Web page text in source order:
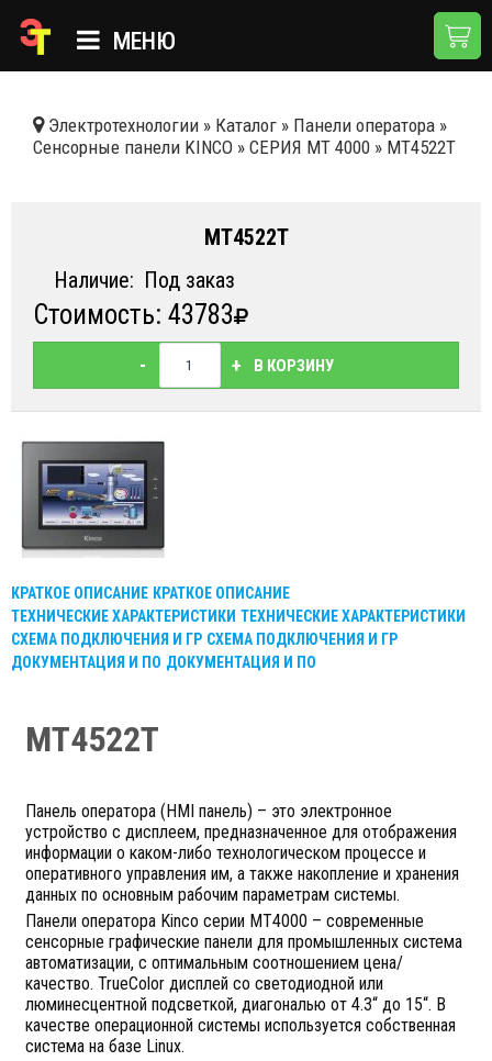
МЕНЮ
КАТАЛОГ
НОВОСТИ
КОНТАКТЫ
Электротехнологии » Каталог » Панели оператора »
Сенсорные панели KINCO » СЕРИЯ MT 4000 » MT4522T
MT4522T
Наличие: Под заказ
Стоимость: 43783
- + В КОРЗИНУ
КРАТКОЕ ОПИСАНИЕ КРАТКОЕ ОПИСАНИЕ
ТЕХНИЧЕСКИЕ ХАРАКТЕРИСТИКИ ТЕХНИЧЕСКИЕ ХАРАКТЕРИСТИКИ
СХЕМА ПОДКЛЮЧЕНИЯ И ГР СХЕМА ПОДКЛЮЧЕНИЯ И ГР
ДОКУМЕНТАЦИЯ И ПО ДОКУМЕНТАЦИЯ И ПО
MT4522T
Панель оператора (HMI панель) – это электронное
устройство с дисплеем, предназначенное для отображения
информации о каком-либо технологическом процессе и
оперативного управления им, а также накопление и хранения
данных по основным рабочим параметрам системы.
Панели оператора Kinco серии MT4000 – современные
сенсорные графические панели для промышленных система
автоматизации, с оптимальным соотношением цена/
качество. TrueColor дисплей со светодиодной или
люминесцентной подсветкой, диагональю от 4.3“ до 15“. В
качестве операционной системы используется собственная
система на базе Linux.